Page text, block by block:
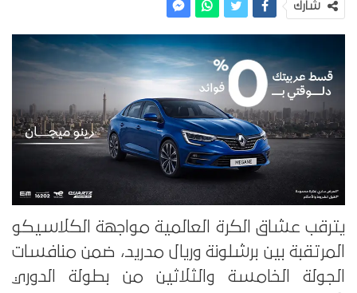
شارك
يترقب عشاق الكرة العالمية مواجهة الكلاسيكو
المرتقبة بين برشلونة وريال مدريد، ضمن منافسات
الجولة الخامسة والثلاثين من بطولة الدوري